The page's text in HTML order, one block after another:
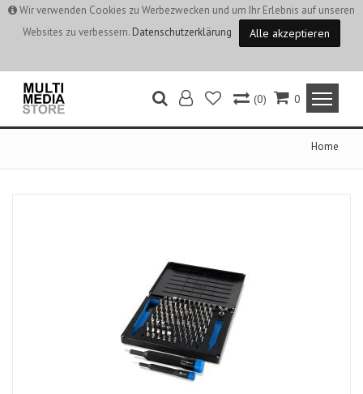
Wir verwenden Cookies zu Werbezwecken und um Ihr Erlebnis auf unseren
Websites zu verbessern. Datenschutzerklärung Alle akzeptieren
0
(0)
Home